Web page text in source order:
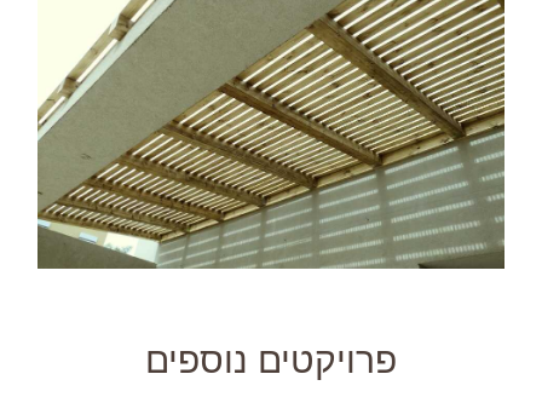
פרויקטים נוספים